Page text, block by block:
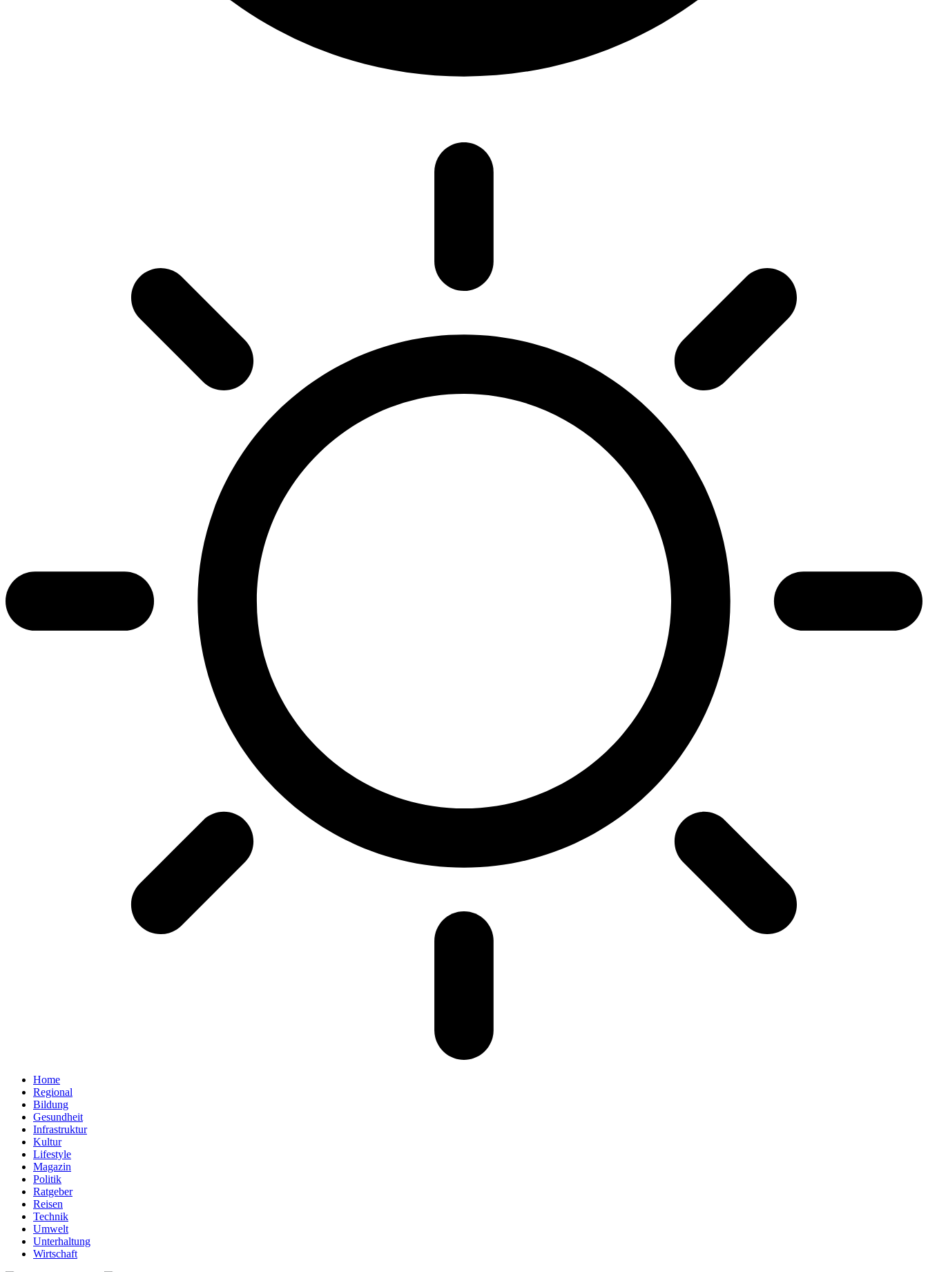
Home
Regional
Bildung
Gesundheit
Infrastruktur
Kultur
Lifestyle
Magazin
Politik
Ratgeber
Reisen
Technik
Umwelt
Unterhaltung
Wirtschaft